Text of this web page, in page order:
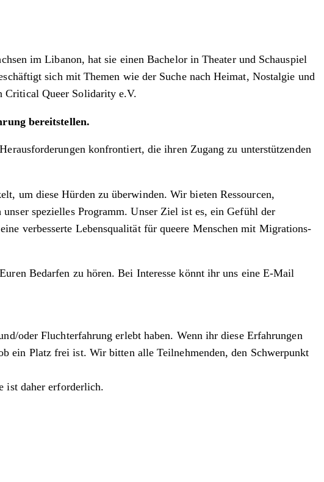
im Libanon, hat sie einen Bachelor in Theater und Schauspiel
sich mit Themen wie der Suche nach Heimat, Nostalgie und
Critical Queer Solidarity e.V.
bereitstellen.
konfrontiert, die ihren Zugang zu unterstützenden
um diese Hürden zu überwinden. Wir bieten Ressourcen,
spezielles Programm. Unser Ziel ist es, ein Gefühl der
verbesserte Lebensqualität für queere Menschen mit Migrations-
Bedarfen zu hören. Bei Interesse könnt ihr uns eine E-Mail
oder Fluchterfahrung erlebt haben. Wenn ihr diese Erfahrungen
ein Platz frei ist. Wir bitten alle Teilnehmenden, den Schwerpunkt
ist daher erforderlich.